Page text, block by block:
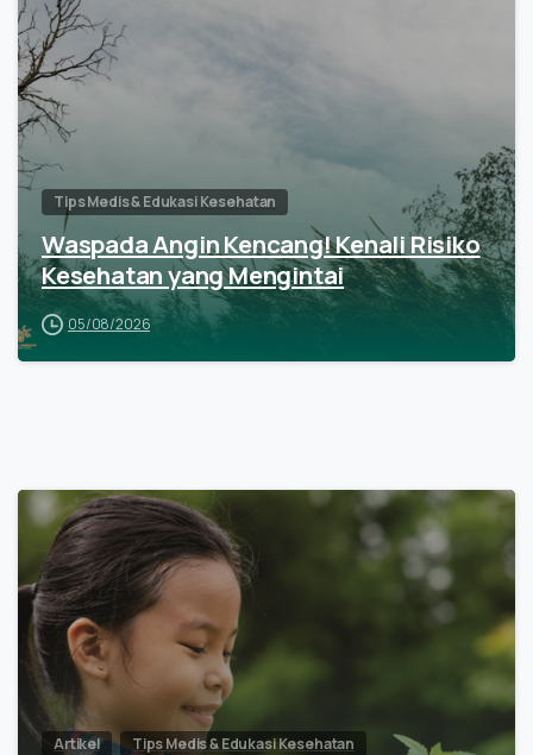
Tips Medis & Edukasi Kesehatan
Waspada Angin Kencang! Kenali Risiko
Kesehatan yang Mengintai
05/08/2026
Artikel Tips Medis & Edukasi Kesehatan